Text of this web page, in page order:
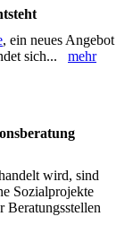
, ein neues Angebot
sich... mehr
wird, sind
Sozialprojekte
Beratungsstellen